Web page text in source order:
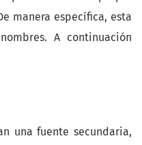
manera específica, esta
A continuación
una fuente secundaria,